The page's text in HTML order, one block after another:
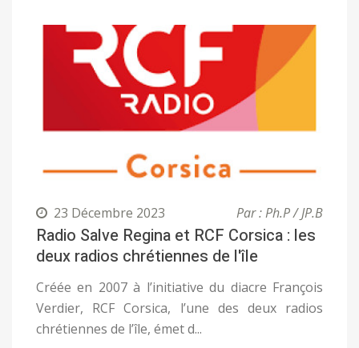
23 Décembre 2023 Par : Ph.P / JP.B
Radio Salve Regina et RCF Corsica : les
deux radios chrétiennes de l'île
Créée en 2007 à l’initiative du diacre François
Verdier, RCF Corsica, l’une des deux radios
chrétiennes de l’île, émet d...